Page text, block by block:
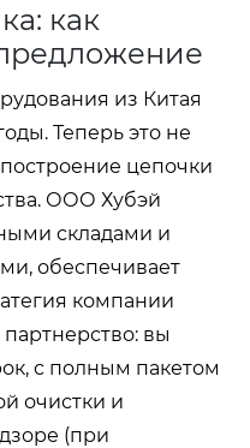
как
из Китая
Теперь это не
построение цепочки
ООО Хубэй
складами и
обеспечивает
компании
вы
с полным пакетом
очистки и
(при